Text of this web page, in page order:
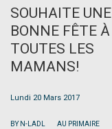
SOUHAITE UNE
BONNE FÊTE À
TOUTES LES
MAMANS!
Lundi 20 Mars 2017
BY N-LADL AU PRIMAIRE